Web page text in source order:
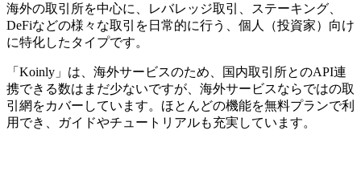
海外の取引所を中心に、レバレッジ取引、ステーキング、
DeFiなどの様々な取引を日常的に行う、個人（投資家）向け
に特化したタイプです。
「Koinly」は、海外サービスのため、国内取引所とのAPI連
携できる数はまだ少ないですが、海外サービスならではの取
引網をカバーしています。ほとんどの機能を無料プランで利
用でき、ガイドやチュートリアルも充実しています。